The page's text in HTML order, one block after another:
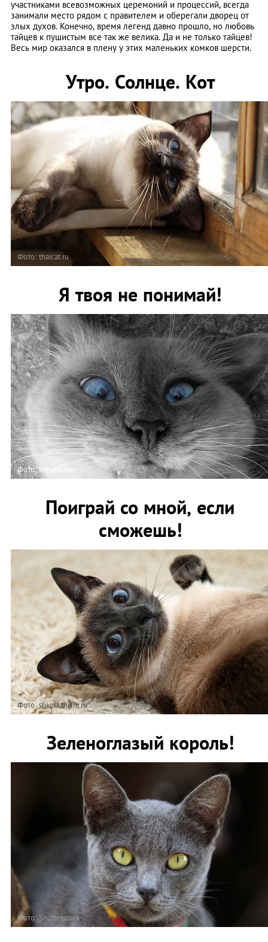
участниками всевозможных церемоний и процессий, всегда
занимали место рядом с правителем и оберегали дворец от
злых духов. Конечно, время легенд давно прошло, но любовь
тайцев к пушистым все так же велика. Да и не только тайцев!
Весь мир оказался в плену у этих маленьких комков шерсти.
Утро. Солнце. Кот
Фото: thaicat.ru
Я твоя не понимай!
Фото: kotyata.net
Поиграй со мной, если
сможешь!
Фото: shkolazhizni.ru
Зеленоглазый король!
Фото: Shutterstock